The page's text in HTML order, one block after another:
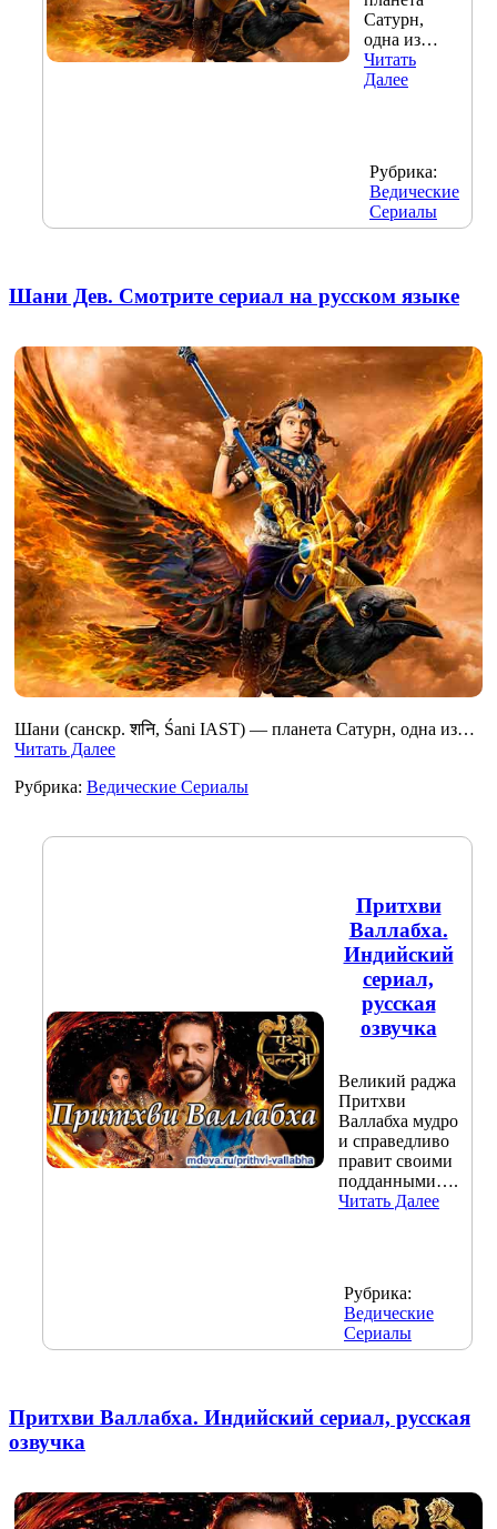
Сатурн,
одна из…
Читать
Далее
Рубрика:
Ведические
Сериалы
Шани Дев. Смотрите сериал на русском языке
Шани (санскр. शनि, Śani IAST) — планета Сатурн, одна из…
Читать Далее
Рубрика: Ведические Сериалы
Притхви
Валлабха.
Индийский
сериал,
русская
озвучка
Великий раджа
Притхви
Валлабха мудро
и справедливо
правит своими
подданными….
Читать Далее
Рубрика:
Ведические
Сериалы
Притхви Валлабха. Индийский сериал, русская
озвучка